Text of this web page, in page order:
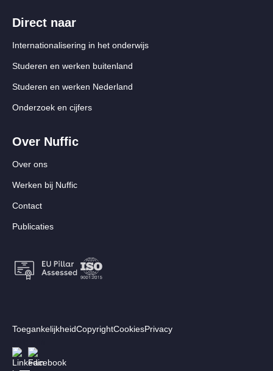
Direct naar
Internationalisering in het onderwijs
Studeren en werken buitenland
Studeren en werken Nederland
Onderzoek en cijfers
Over Nuffic
Over ons
Werken bij Nuffic
Contact
Publicaties
Footer:
menu
ToegankelijkheidCopyrightCookiesPrivacy
Afbeelding
Afbeelding